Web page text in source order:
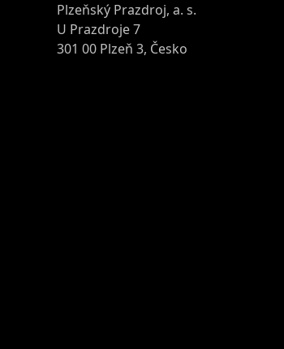
Plzeňský Prazdroj, a. s.
U Prazdroje 7
301 00 Plzeň 3, Česko